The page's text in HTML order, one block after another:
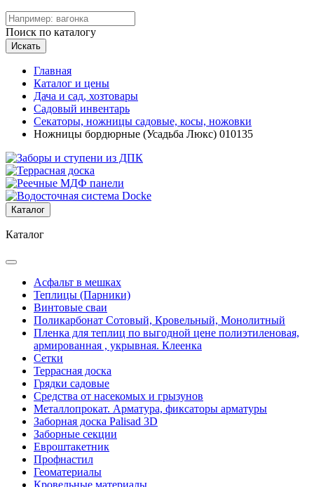
Поиск по каталогу
Искать
Главная
Каталог и цены
Дача и сад, хозтовары
Садовый инвентарь
Секаторы, ножницы садовые, косы, ножовки
Ножницы бордюрные (Усадьба Люкс) 010135
Каталог
Каталог
Асфальт в мешках
Теплицы (Парники)
Винтовые сваи
Поликарбонат Сотовый, Кровельный, Монолитный
Пленка для теплиц по выгодной цене полиэтиленовая,
армированная , укрывная. Клеенка
Сетки
Террасная доска
Грядки садовые
Средства от насекомых и грызунов
Металлопрокат. Арматура, фиксаторы арматуры
Заборная доска Palisad 3D
Заборные секции
Евроштакетник
Профнастил
Геоматериалы
Кровельные материалы